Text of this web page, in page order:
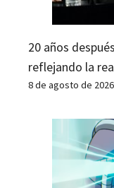
20 años
reflejando la
8 de agosto de 2026